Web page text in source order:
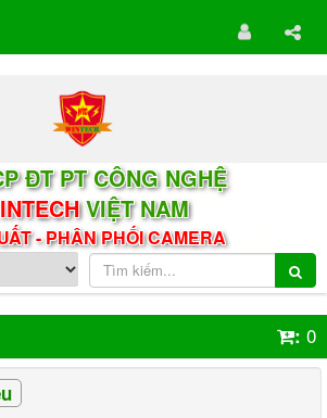
ĐT PT CÔNG NGHỆ
VIỆT NAM
- PHÂN PHỐI CAMERA
: 0